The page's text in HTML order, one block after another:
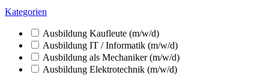
Kategorien
Ausbildung Kaufleute (m/w/d)
Ausbildung IT / Informatik (m/w/d)
Ausbildung als Mechaniker (m/w/d)
Ausbildung Elektrotechnik (m/w/d)